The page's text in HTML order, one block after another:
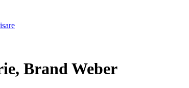
, Brand Weber